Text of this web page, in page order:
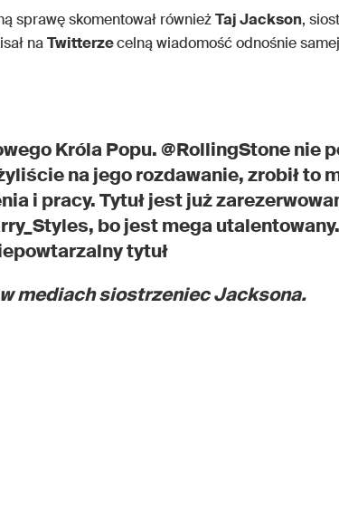
sprawę skomentował równieżTaj Jackson,
naTwitterzecelną wiadomość odnośnie
Króla Popu. @RollingStone nie
na jego rozdawanie, zrobił to
i pracy. Tytuł jest już
bo jest mega
tytuł
w mediach siostrzeniec Jacksona.